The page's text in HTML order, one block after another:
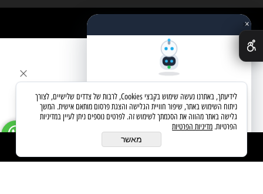
הוסף לסל
✕×
שאלו את העוזר החכם
מחפשים מוצר? אני כאן כדי לעזור
בואו נתחיל
לידיעתך, באתרנו נעשה שימוש בקבצי Cookies, לרבות של צדדים שלישיים, לצורך
ניתוח השימוש באתר, שיפור חוויית הגלישה והצגת פרסום מותאם אישית. המשך
גלישה באתר מהווה את הסכמתך לשימוש זה. לפרטים נוספים ניתן לעיין במדיניות
הפרטיות. מדיניות הפרטיות
מאשר